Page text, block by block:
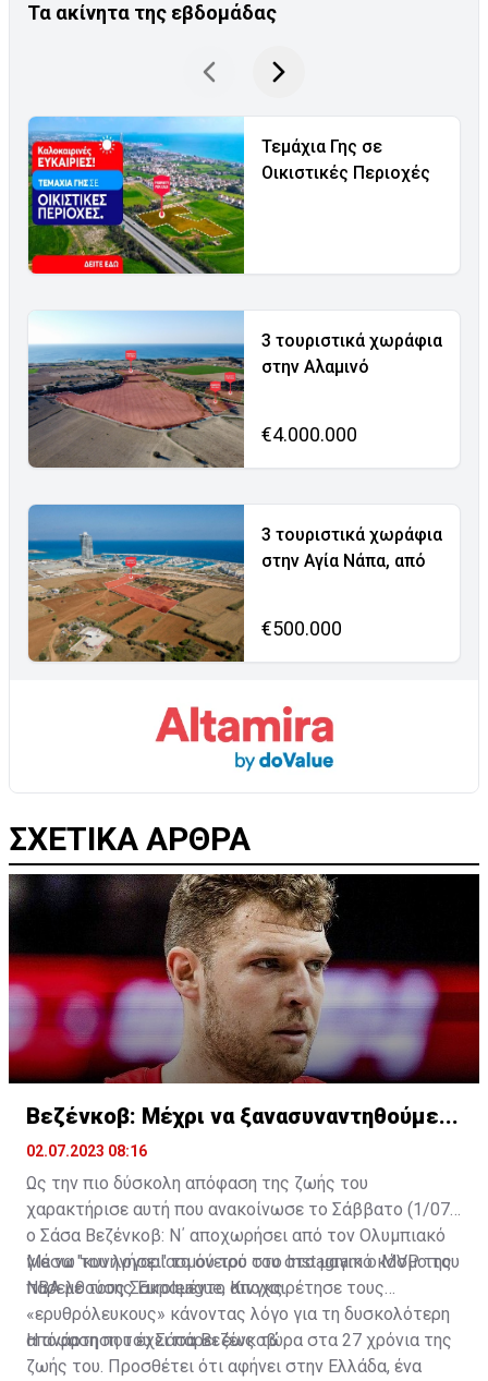
Τα ακίνητα της εβδομάδας
Τεμάχια Γης σε
Οικιστικές Περιοχές
3 τουριστικά χωράφια
στην Αλαμινό
€4.000.000
3 τουριστικά χωράφια
στην Αγία Νάπα, από
€500.000
ΣΧΕΤΙΚΑ ΑΡΘΡΑ
Βεζένκοβ: Μέχρι να ξανασυναντηθούμε...
02.07.2023 08:16
Ως την πιο δύσκολη απόφαση της ζωής του
χαρακτήρισε αυτή που ανακοίνωσε το Σάββατο (1/07)
ο Σάσα Βεζένκοβ: Ν΄ αποχωρήσει από τον Ολυμπιακό
για να "κυνηγήσει" το όνειρό του στο μαγικό κόσμο του
ΝΒΑ με τους Σακραμέντο Κινγκς.
Μέσω του λογαριασμού του στο Instagram ο MVP της
παρελθούσης Euroleague, αποχαιρέτησε τους
«ερυθρόλευκους» κάνοντας λόγο για τη δυσκολότερη
απόφαση που έχει πάρει έως τώρα στα 27 χρόνια της
ζωής του. Προσθέτει ότι αφήνει στην Ελλάδα, ένα
Η ανάρτηση του Σάσα Βεζένκοβ: